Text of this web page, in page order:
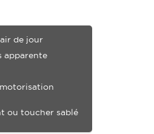
de jour
apparente
ou toucher sablé